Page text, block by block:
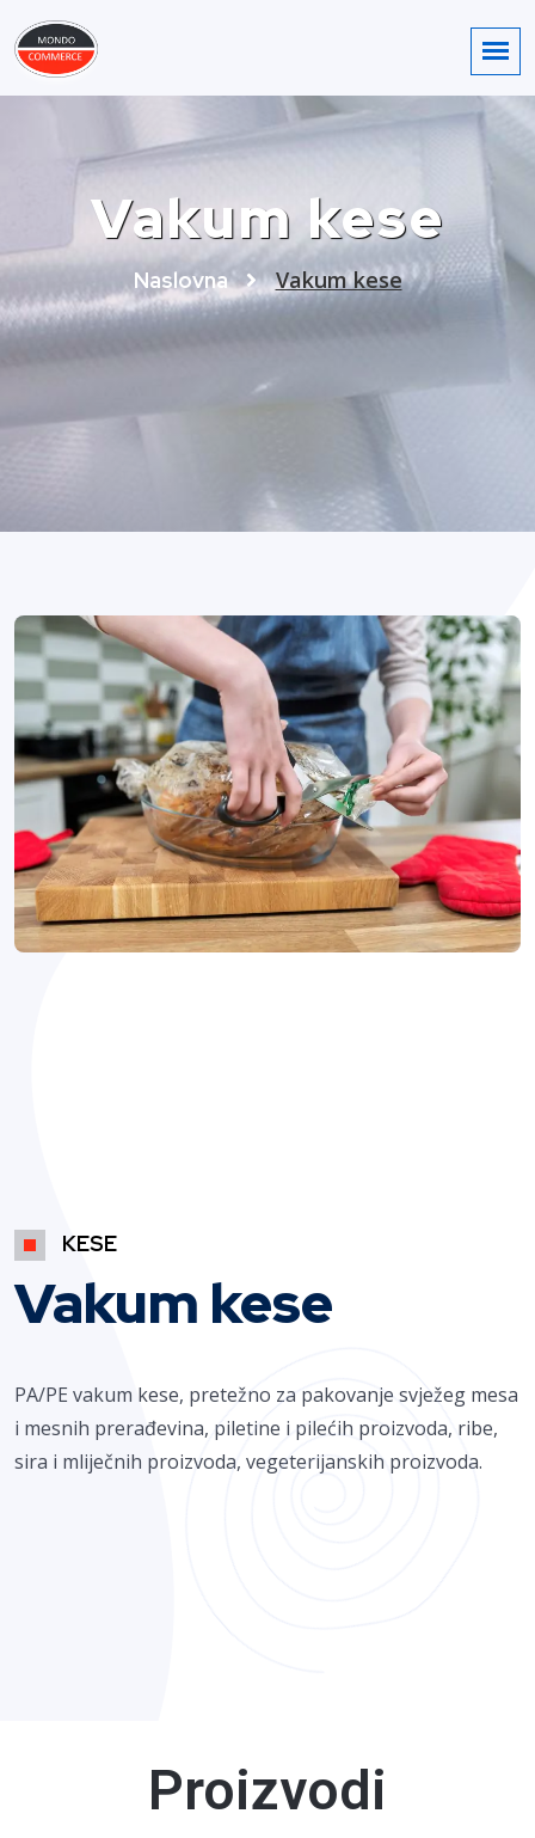
Vakum kese
Naslovna Vakum kese
KESE
Vakum kese
PA/PE vakum kese, pretežno za pakovanje svježeg mesa
i mesnih prerađevina, piletine i pilećih proizvoda, ribe,
sira i mliječnih proizvoda, vegeterijanskih proizvoda.
Proizvodi